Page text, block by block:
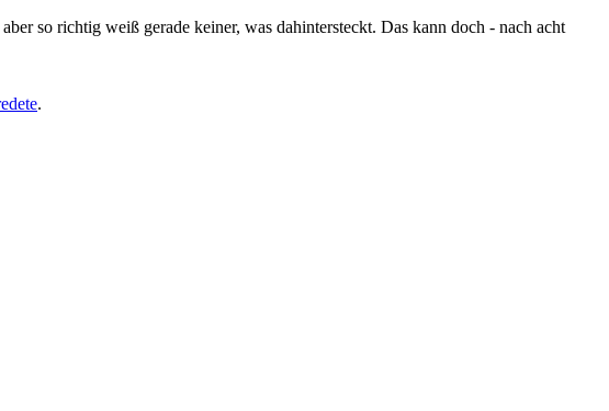
so richtig weiß gerade keiner, was dahintersteckt. Das kann doch - nach acht
.